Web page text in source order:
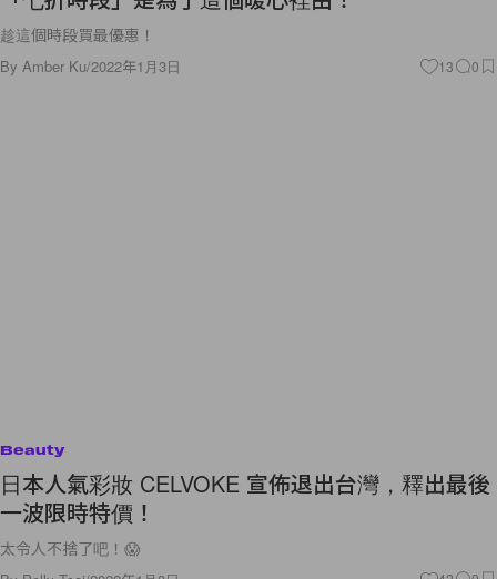
趁這個時段買最優惠！
By Amber Ku/2022年1月3日 13 0
Beauty
日本人氣彩妝 CELVOKE 宣佈退出台灣，釋出最後
一波限時特價！
太令人不捨了吧！😱